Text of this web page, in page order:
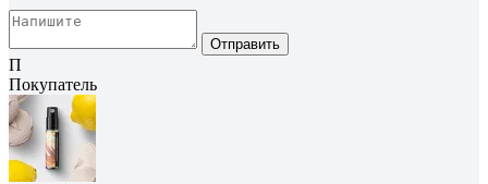
Отправить
П
Покупатель